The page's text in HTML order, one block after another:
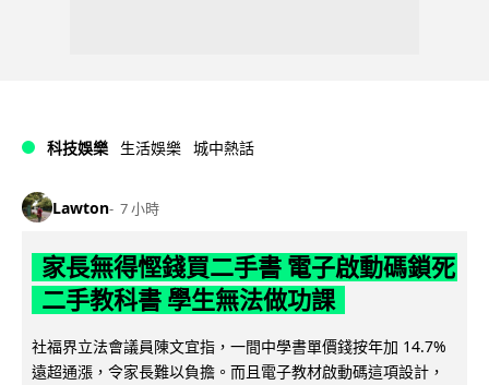
科技娛樂 生活娛樂 城中熱話
Lawton 7 小時
家長無得慳錢買二手書 電子啟動碼鎖死
二手教科書 學生無法做功課
社福界立法會議員陳文宜指，一間中學書單價錢按年加 14.7%
遠超通漲，令家長難以負擔。而且電子教材啟動碼這項設計，